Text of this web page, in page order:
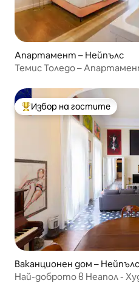
Апартамент – Нейпълс
Темис Толедо –
Най-популярен избор на
Избор на гостите
Ваканционен дом – Нейпълс
Най-доброто в Неапол -